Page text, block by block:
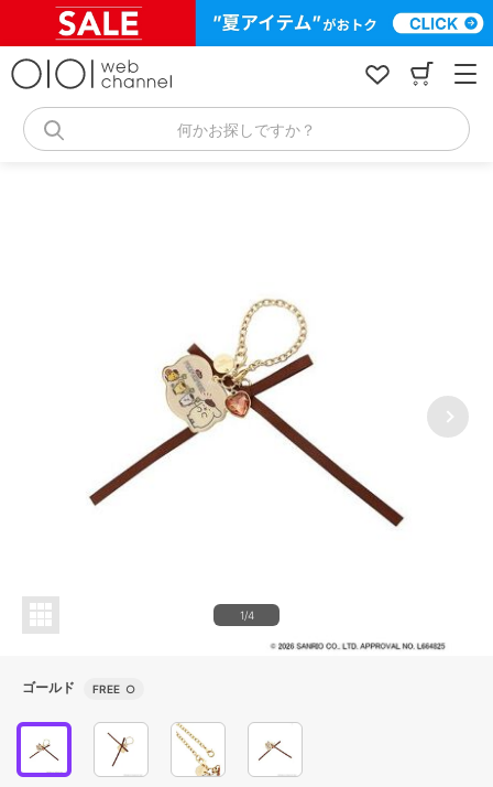
何かお探しですか？
1/4
ゴールド FREE ○